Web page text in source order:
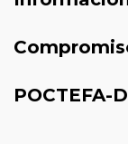
POCTEFA-